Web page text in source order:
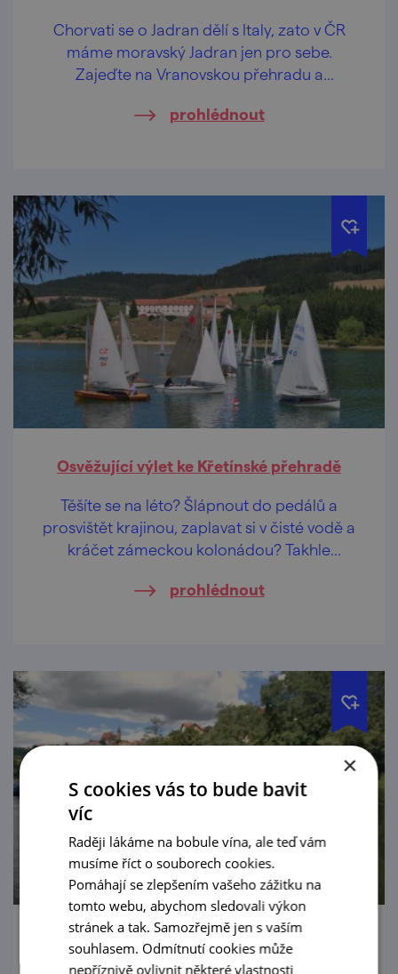
Chorvati se o Jadran dělí s Italy, zato v ČR
máme moravský Jadran jen pro sebe.
Zajeďte na Vranovskou přehradu a
národního parku Podyjí...
prohlédnout
Osvěžující výlet ke Křetínské přehradě
Těšíte se na léto? Šlápnout do pedálů a
prosvištět krajinou, zaplavat si v čisté vodě a
kráčet zámeckou kolonádou? Takhle
prohlédnout
Za vodáckými zážitky mírnou Dyjí
×
S cookies vás to bude bavit
víc
Raději lákáme na bobule vína, ale teď vám
musíme říct o souborech cookies.
Pomáhají se zlepšením vašeho zážitku na
tomto webu, abychom sledovali výkon
stránek a tak. Samozřejmě jen s vaším
souhlasem. Odmítnutí cookies může
nepříznivě ovlivnit některé vlastnosti